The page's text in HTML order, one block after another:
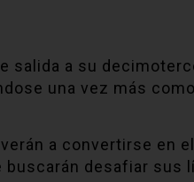
salida a su
una vez más
a convertirse en
desafiar sus